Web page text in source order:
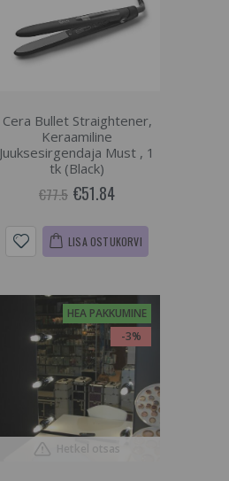
Cera Bullet Straightener,
Keraamiline
Juuksesirgendaja Must , 1
tk (Black)
€77.5 €51.84
LISA OSTUKORVI
HEA PAKKUMINE
-3%
Hetkel otsas